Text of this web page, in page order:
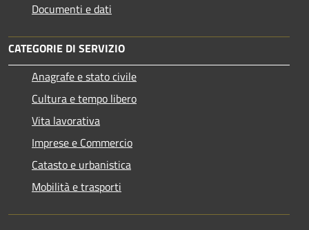
Documenti e dati
CATEGORIE DI SERVIZIO
Anagrafe e stato civile
Cultura e tempo libero
Vita lavorativa
Imprese e Commercio
Catasto e urbanistica
Mobilità e trasporti